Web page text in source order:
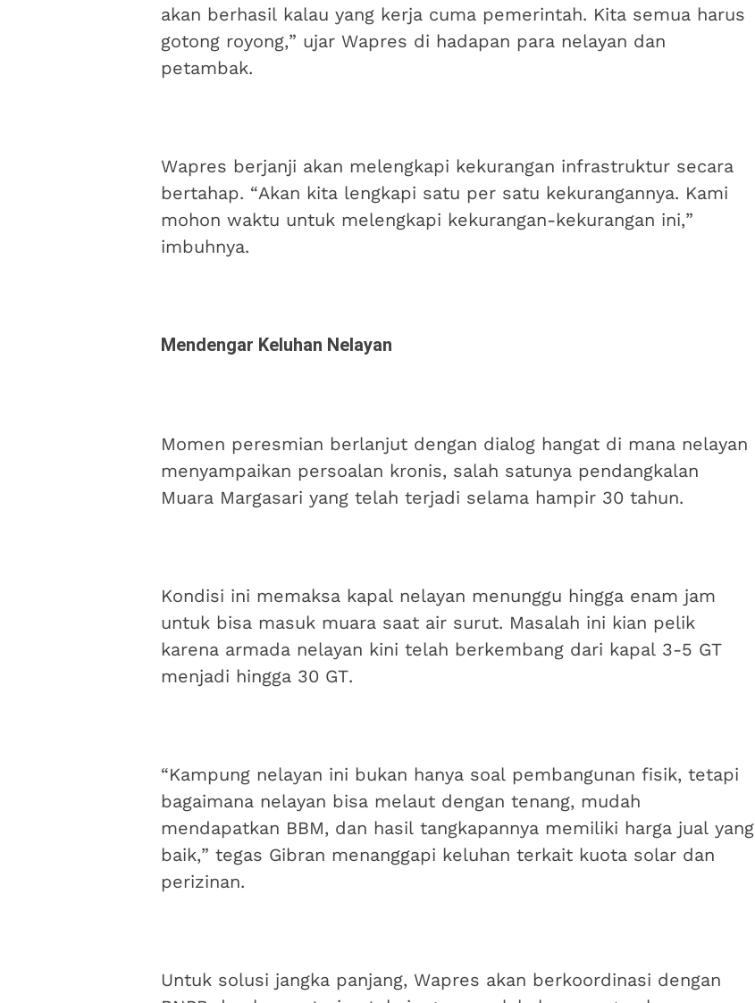
akan berhasil kalau yang kerja cuma pemerintah. Kita semua harus
gotong royong,” ujar Wapres di hadapan para nelayan dan
petambak.
Wapres berjanji akan melengkapi kekurangan infrastruktur secara
bertahap. “Akan kita lengkapi satu per satu kekurangannya. Kami
mohon waktu untuk melengkapi kekurangan-kekurangan ini,”
imbuhnya.
Mendengar Keluhan Nelayan
Momen peresmian berlanjut dengan dialog hangat di mana nelayan
menyampaikan persoalan kronis, salah satunya pendangkalan
Muara Margasari yang telah terjadi selama hampir 30 tahun.
Kondisi ini memaksa kapal nelayan menunggu hingga enam jam
untuk bisa masuk muara saat air surut. Masalah ini kian pelik
karena armada nelayan kini telah berkembang dari kapal 3-5 GT
menjadi hingga 30 GT.
“Kampung nelayan ini bukan hanya soal pembangunan fisik, tetapi
bagaimana nelayan bisa melaut dengan tenang, mudah
mendapatkan BBM, dan hasil tangkapannya memiliki harga jual yang
baik,” tegas Gibran menanggapi keluhan terkait kuota solar dan
perizinan.
Untuk solusi jangka panjang, Wapres akan berkoordinasi dengan